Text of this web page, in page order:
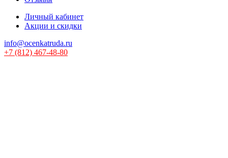
Личный кабинет
Акции и скидки
info@ocenkatruda.ru
+7 (812) 467-48-80